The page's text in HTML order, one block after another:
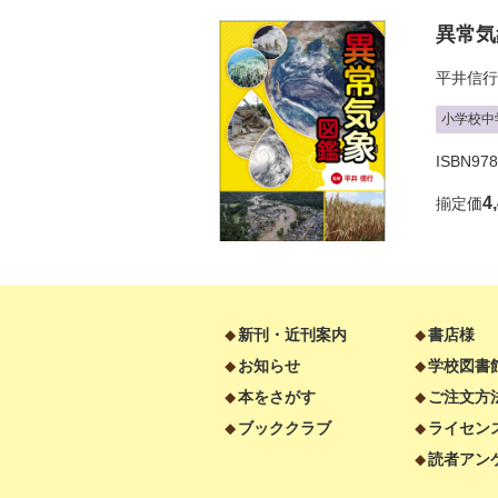
異常
平井信行
小学校中
揃定価
新刊・近刊案内
お知らせ
本をさがす
ブッククラブ
書店様
学校図書
ご注文方
ライセン
読者アン